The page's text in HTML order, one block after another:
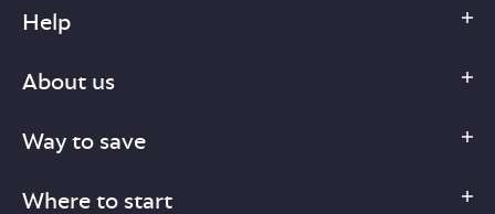
Help
About us
Way to save
Where to start